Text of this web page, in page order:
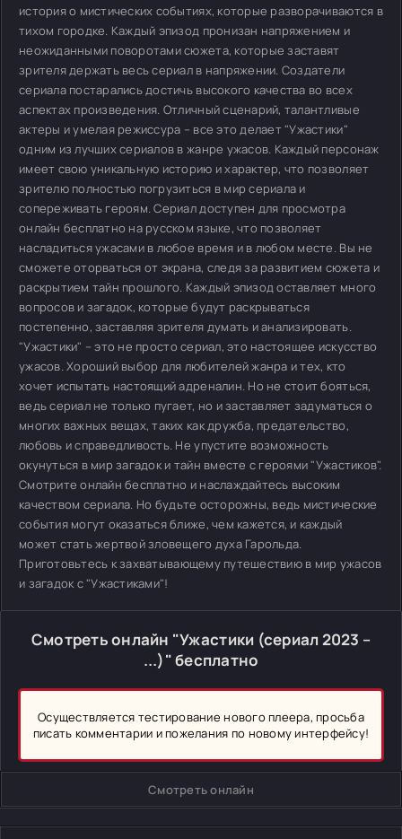
история о мистических событиях, которые разворачиваются в
тихом городке. Каждый эпизод пронизан напряжением и
неожиданными поворотами сюжета, которые заставят
зрителя держать весь сериал в напряжении. Создатели
сериала постарались достичь высокого качества во всех
аспектах произведения. Отличный сценарий, талантливые
актеры и умелая режиссура – все это делает "Ужастики"
одним из лучших сериалов в жанре ужасов. Каждый персонаж
имеет свою уникальную историю и характер, что позволяет
зрителю полностью погрузиться в мир сериала и
сопереживать героям. Сериал доступен для просмотра
онлайн бесплатно на русском языке, что позволяет
насладиться ужасами в любое время и в любом месте. Вы не
сможете оторваться от экрана, следя за развитием сюжета и
раскрытием тайн прошлого. Каждый эпизод оставляет много
вопросов и загадок, которые будут раскрываться
постепенно, заставляя зрителя думать и анализировать.
"Ужастики" – это не просто сериал, это настоящее искусство
ужасов. Хороший выбор для любителей жанра и тех, кто
хочет испытать настоящий адреналин. Но не стоит бояться,
ведь сериал не только пугает, но и заставляет задуматься о
многих важных вещах, таких как дружба, предательство,
любовь и справедливость. Не упустите возможность
окунуться в мир загадок и тайн вместе с героями "Ужастиков".
Смотрите онлайн бесплатно и наслаждайтесь высоким
качеством сериала. Но будьте осторожны, ведь мистические
события могут оказаться ближе, чем кажется, и каждый
может стать жертвой зловещего духа Гарольда.
Приготовьтесь к захватывающему путешествию в мир ужасов
и загадок с "Ужастиками"!
Смотреть онлайн "Ужастики (сериал 2023 –
...)" бесплатно
Осуществляется тестирование нового плеера, просьба
писать комментарии и пожелания по новому интерфейсу!
Смотреть онлайн